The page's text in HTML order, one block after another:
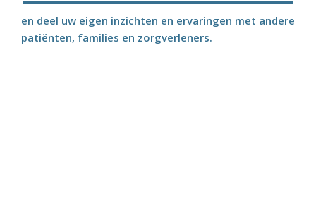
en deel uw eigen inzichten en ervaringen met andere
patiënten, families en zorgverleners.